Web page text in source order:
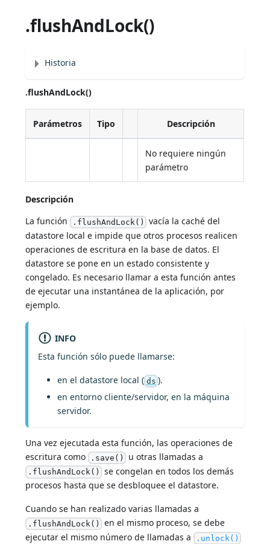
.flushAndLock()
Historia
.flushAndLock()
Parámetros Tipo Descripción
No requiere ningún
parámetro
Descripción
La función .flushAndLock() vacía la caché del
datastore local e impide que otros procesos realicen
operaciones de escritura en la base de datos. El
datastore se pone en un estado consistente y
congelado. Es necesario llamar a esta función antes
de ejecutar una instantánea de la aplicación, por
ejemplo.
INFO
Esta función sólo puede llamarse:
en el datastore local ( ds ).
en entorno cliente/servidor, en la máquina
servidor.
Una vez ejecutada esta función, las operaciones de
escritura como .save() u otras llamadas a
.flushAndLock() se congelan en todos los demás
procesos hasta que se desbloquee el datastore.
Cuando se han realizado varias llamadas a
.flushAndLock() en el mismo proceso, se debe
ejecutar el mismo número de llamadas a .unlock()